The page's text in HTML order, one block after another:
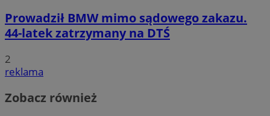
Prowadził BMW mimo sądowego zakazu.
44-latek zatrzymany na DTŚ
2
reklama
Zobacz również